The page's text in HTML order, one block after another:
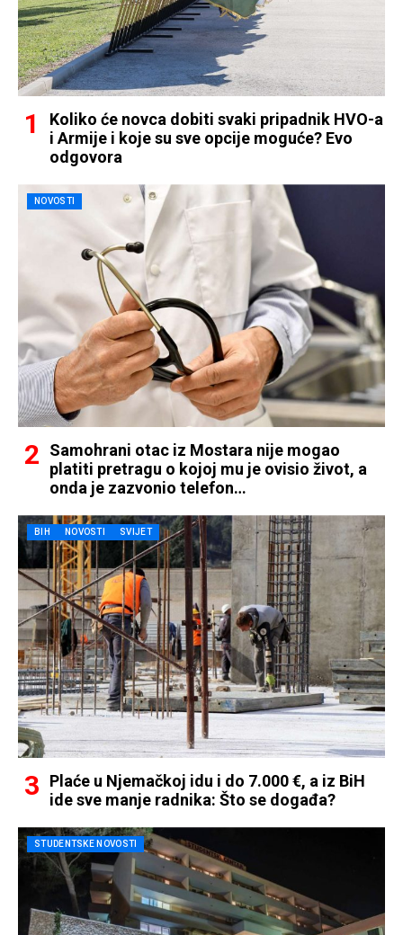
Koliko će novca dobiti svaki pripadnik HVO-a
i Armije i koje su sve opcije moguće? Evo
odgovora
NOVOSTI
Samohrani otac iz Mostara nije mogao
platiti pretragu o kojoj mu je ovisio život, a
onda je zazvonio telefon…
BIH NOVOSTI SVIJET
Plaće u Njemačkoj idu i do 7.000 €, a iz BiH
ide sve manje radnika: Što se događa?
STUDENTSKE NOVOSTI